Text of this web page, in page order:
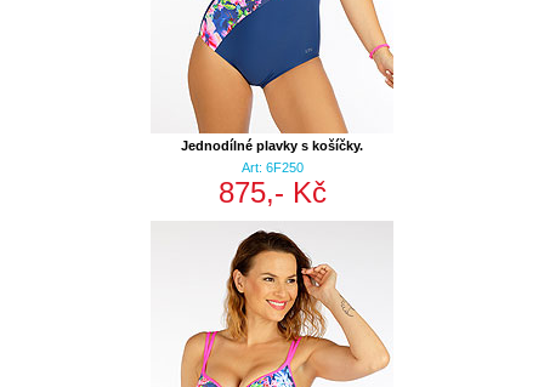
Jednodílné plavky s košíčky.
Art: 6F250
875,- Kč